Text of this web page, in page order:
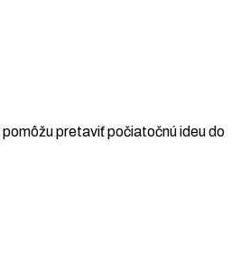
pretaviť počiatočnú ideu do